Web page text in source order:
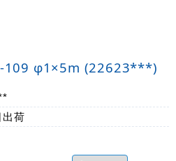
109 φ1×5m (22623***)
出荷